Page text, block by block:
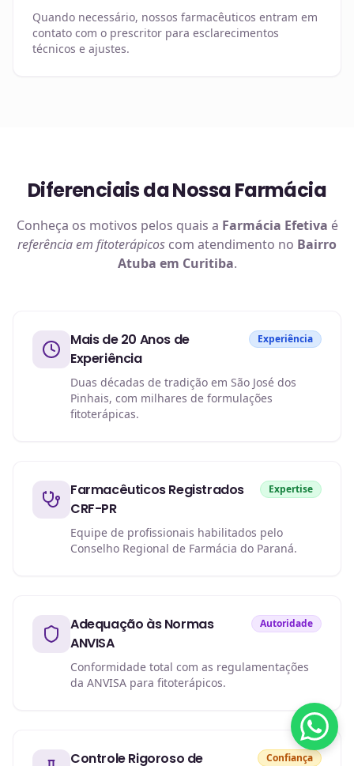
Quando necessário, nossos farmacêuticos entram em
contato com o prescritor para esclarecimentos
técnicos e ajustes.
Diferenciais da Nossa Farmácia
Conheça os motivos pelos quais a Farmácia Efetiva é
referência em fitoterápicos com atendimento no Bairro
Atuba em Curitiba.
Mais de 20 Anos de
Experiência
Experiência
Duas décadas de tradição em São José dos
Pinhais, com milhares de formulações
fitoterápicas.
Farmacêuticos Registrados
CRF-PR
Expertise
Equipe de profissionais habilitados pelo
Conselho Regional de Farmácia do Paraná.
Adequação às Normas
ANVISA
Autoridade
Conformidade total com as regulamentações
da ANVISA para fitoterápicos.
Controle Rigoroso de Confiança